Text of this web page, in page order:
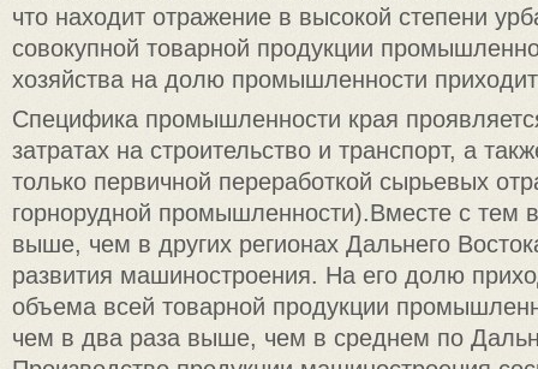
что находит отражение в высокой степени
совокупной товарной продукции
хозяйства на долю промышленности
Специфика промышленности края
затратах на строительство и транспорт, а
только первичной переработкой сырьевых
горнорудной промышленности).Вместе с тем
выше, чем в других регионах Дальнего
развития машиностроения. На его долю
объема всей товарной продукции
чем в два раза выше, чем в среднем по